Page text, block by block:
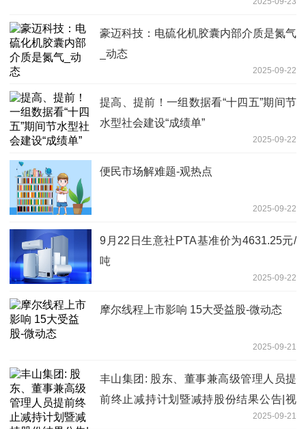
豪迈科技：电硫化机胶囊内部介质是氮气
_动态
2025-09-22
提高、提前！一组数据看“十四五”期间节
水型社会建设“成绩单”
2025-09-22
便民市场解难题-观热点
2025-09-22
9月22日生意社PTA基准价为4631.25元/
吨
2025-09-22
摩尔线程上市影响 15大受益股-微动态
2025-09-21
丰山集团: 股东、董事兼高级管理人员提
前终止减持计划暨减持股份结果公告|视
2025-09-21